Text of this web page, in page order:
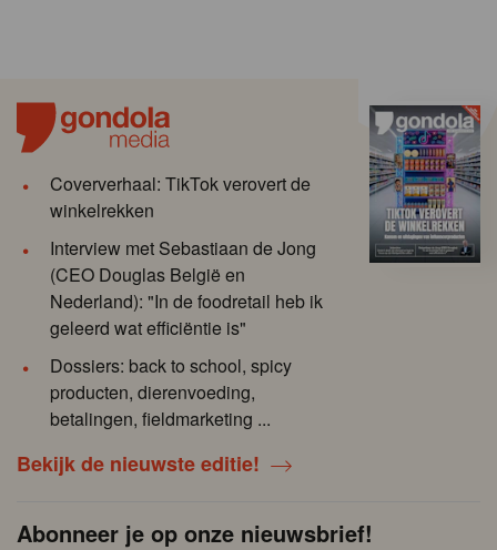
Coververhaal: TikTok verovert de
winkelrekken
Interview met Sebastiaan de Jong
(CEO Douglas België en
Nederland): "In de foodretail heb ik
geleerd wat efficiëntie is"
Dossiers: back to school, spicy
producten, dierenvoeding,
betalingen, fieldmarketing ...
Bekijk de nieuwste editie!
Abonneer je op onze nieuwsbrief!